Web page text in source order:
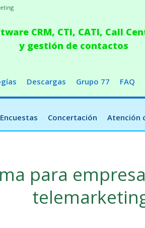
CRM, CTI, CATI, Call
y gestión de contactos
Descargas Grupo 77 FAQ
Encuestas Concertación Atención
para